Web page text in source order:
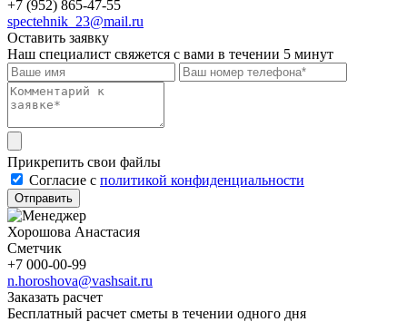
+7 (952) 865-47-55
spectehnik_23@mail.ru
Оставить заявку
Наш специалист свяжется с вами в течении 5 минут
Прикрепить свои файлы
Cогласие с политикой конфиденциальности
Отправить
Хорошова Анастасия
Сметчик
+7 000-00-99
n.horoshova@vashsait.ru
Заказать расчет
Бесплатный расчет сметы в течении одного дня